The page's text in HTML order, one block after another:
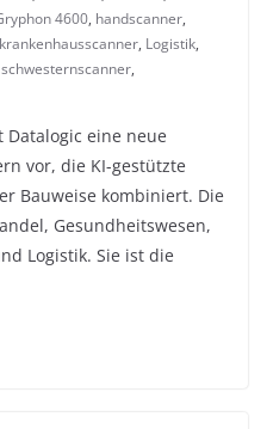
4600, handscanner,
krankenhausscanner, Logistik,
schwesternscanner,
eine neue
vor, die KI-gestützte
Bauweise kombiniert. Die
Gesundheitswesen,
Logistik. Sie ist die